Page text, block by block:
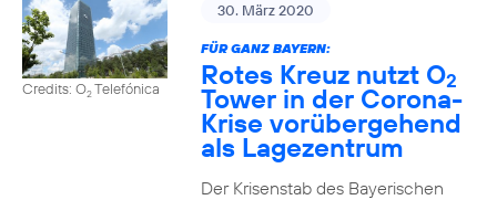
Credits: O2Telefónica
30. März 2020
FÜR GANZ BAYERN:
Rotes Kreuz nutzt O2
Tower in der Corona-
Krise vorübergehend
als Lagezentrum
Der Krisenstab des Bayerischen